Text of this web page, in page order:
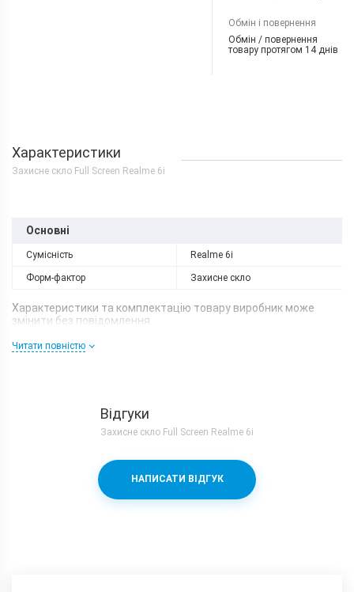
Обмін і повернення
Обмін / повернення
товару протягом 14 днів
Характеристики
Захисне скло Full Screen Realme 6i
Основні
Сумісність Realme 6i
Форм-фактор Захисне скло
Характеристики та комплектацію товару виробник може
змінити без повідомлення.
Читати повністю
Відгуки
Захисне скло Full Screen Realme 6i
НАПИСАТИ ВІДГУК